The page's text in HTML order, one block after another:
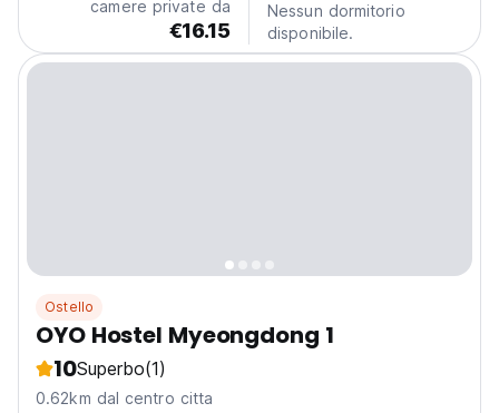
camere private da
€16.15
Nessun dormitorio
disponibile.
Ostello
OYO Hostel Myeongdong 1
10Superbo(1)
0.62km dal centro citta